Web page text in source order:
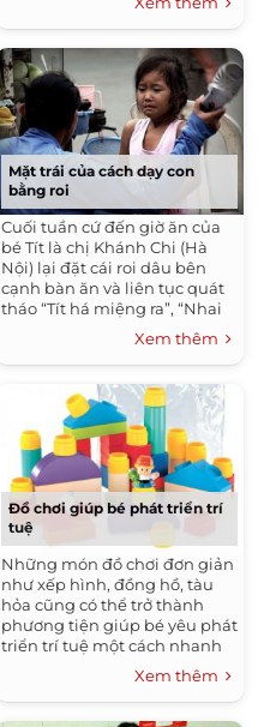
Mặt trái của cách dạy con
bằng roi
Cuối tuần cứ đến giờ ăn của
bé Tít là chị Khánh Chi (Hà
Nội) lại đặt cái roi dâu bên
cạnh bàn ăn và liên tục quát
tháo “Tít há miệng ra”, “Nhai
đi”, “Nuốt đi”, “Mẹ cho ăn đòn
Xem thêm
Đồ chơi giúp bé phát triển trí
tuệ
Những món đồ chơi đơn giản
như xếp hình, đồng hồ, tàu
hỏa cũng có thể trở thành
phương tiện giúp bé yêu phát
triển trí tuệ một cách nhanh
Xem thêm